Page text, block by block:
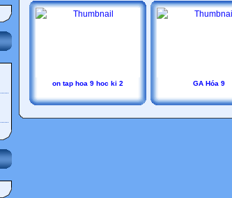
on tap hoa 9 hoc ki 2 GA Hóa 9